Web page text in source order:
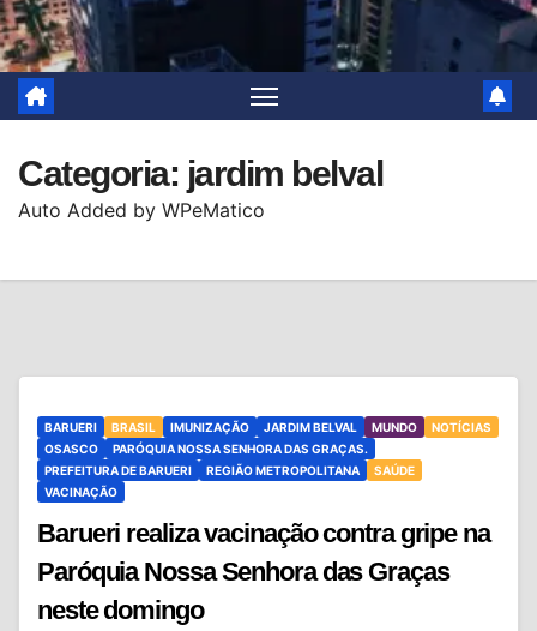
Categoria: jardim belval
Auto Added by WPeMatico
BARUERI BRASIL IMUNIZAÇÃO JARDIM BELVAL MUNDO
NOTÍCIAS
OSASCO
PARÓQUIA NOSSA SENHORA DAS GRAÇAS.
PREFEITURA DE BARUERI
REGIÃO METROPOLITANA
SAÚDE
VACINAÇÃO
Barueri realiza vacinação contra gripe na
Paróquia Nossa Senhora das Graças
neste domingo